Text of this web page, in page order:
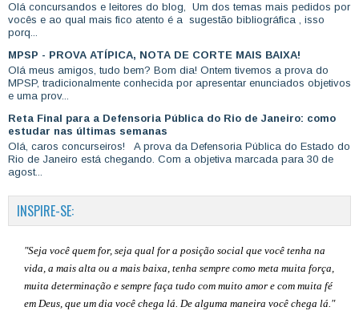
Olá concursandos e leitores do blog, Um dos temas mais pedidos por
vocês e ao qual mais fico atento é a sugestão bibliográfica , isso
porq...
MPSP - PROVA ATÍPICA, NOTA DE CORTE MAIS BAIXA!
Olá meus amigos, tudo bem? Bom dia! Ontem tivemos a prova do
MPSP, tradicionalmente conhecida por apresentar enunciados objetivos
e uma prov...
Reta Final para a Defensoria Pública do Rio de Janeiro: como
estudar nas últimas semanas
Olá, caros concurseiros! A prova da Defensoria Pública do Estado do
Rio de Janeiro está chegando. Com a objetiva marcada para 30 de
agost...
INSPIRE-SE:
"Seja você quem for, seja qual for a posição social que você tenha na
vida, a mais alta ou a mais baixa, tenha sempre como meta muita força,
muita determinação e sempre faça tudo com muito amor e com muita fé
em Deus, que um dia você chega lá. De alguma maneira você chega lá."